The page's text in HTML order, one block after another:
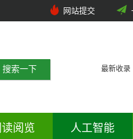
网站提交
最新收录
读阅览 人工智能